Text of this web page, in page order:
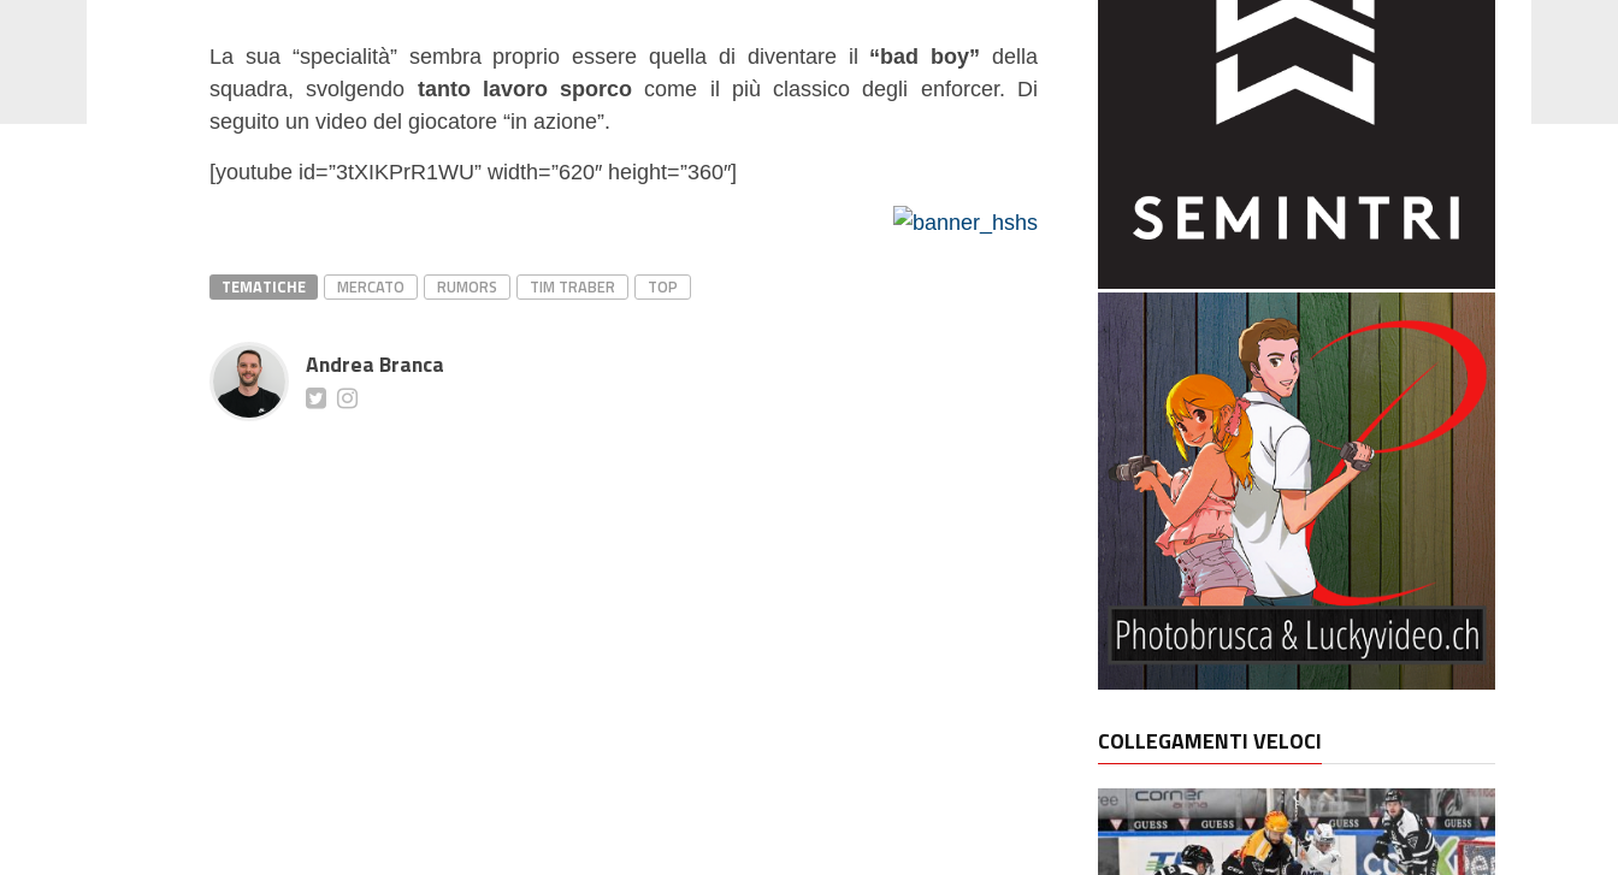
La sua “specialità” sembra proprio essere quella di diventare il “bad boy” della
squadra, svolgendo tanto lavoro sporco come il più classico degli enforcer. Di
seguito un video del giocatore “in azione”.
[youtube id=”3tXIKPrR1WU” width=”620″ height=”360″]
TEMATICHE MERCATO RUMORS TIM TRABER TOP
Andrea Branca
COLLEGAMENTI VELOCI